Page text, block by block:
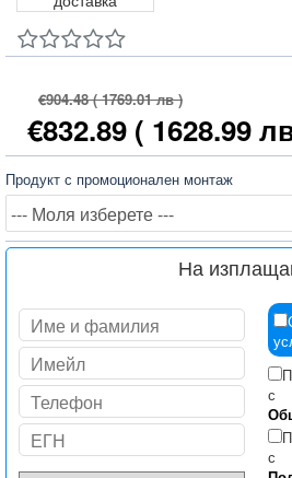
€904.48( 1769.01 лв )
€832.89 ( 1628.99
Продукт с промоционален монтаж
На
с
с